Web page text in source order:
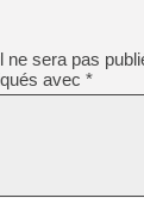
ne sera pas
avec *